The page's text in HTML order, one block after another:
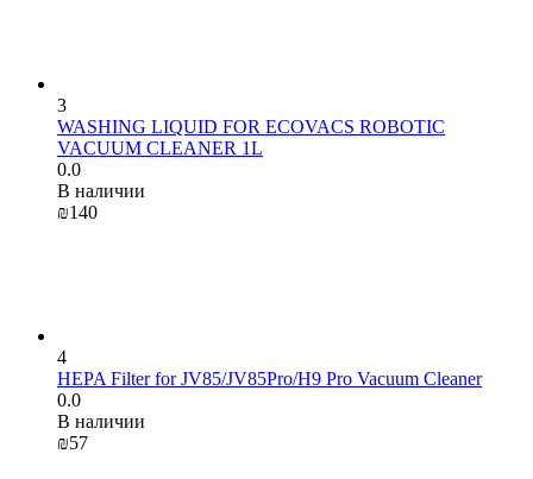
3
WASHING LIQUID FOR ECOVACS ROBOTIC
VACUUM CLEANER 1L
0.0
В наличии
₪‍140‍
4
HEPA Filter for JV85/JV85Pro/H9 Pro Vacuum Cleaner
0.0
В наличии
₪‍57‍